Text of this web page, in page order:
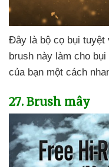
Đây là bộ cọ bụi tuyệt
brush này làm cho bụi
của bạn một cách
27. Brush mây